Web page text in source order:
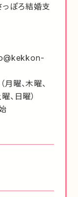
っぽろ結婚支
曜、木曜、
、日曜）